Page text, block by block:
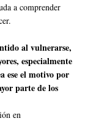
a comprender
al vulnerarse,
especialmente
ese el motivo por
parte de los
en